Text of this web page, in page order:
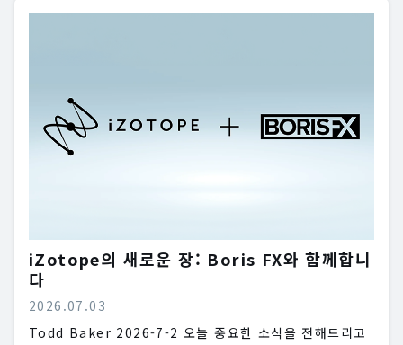
iZotope의 새로운 장: Boris FX와 함께합니
다
2026.07.03
Todd Baker 2026-7-2 오늘 중요한 소식을 전해드리고